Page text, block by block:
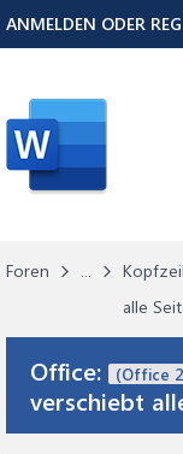
Foren ...
alle
Office: (Office
verschiebt
ANMELDEN ODER